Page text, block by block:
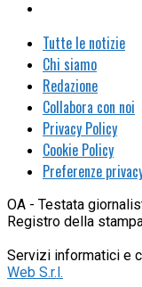
Tutte le notizie
Chi siamo
Redazione
Collabora con noi
Privacy Policy
Cookie Policy
Preferenze
OA - Testata
Registro della
Servizi informatici e
Web S.r.l.